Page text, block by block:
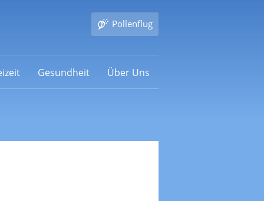
Pollenflug
Gesundheit Über Uns